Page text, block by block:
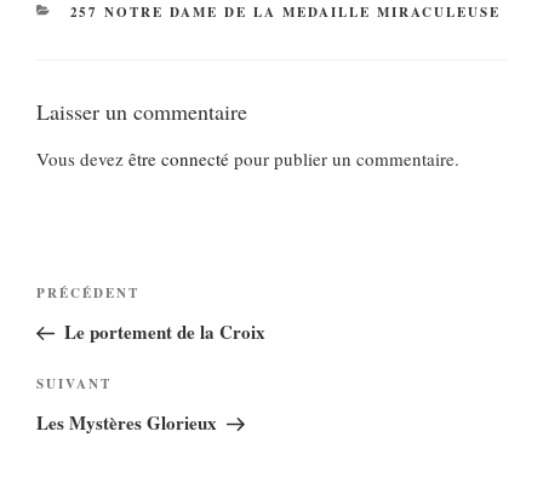
CATÉGORIES
257 NOTRE DAME DE LA MEDAILLE MIRACULEUSE
Laisser un commentaire
Vous devez être connecté pour publier un commentaire.
Navigation
l’article
Article
précédent
PRÉCÉDENT
Le portement de la Croix
Article
suivant
SUIVANT
Les Mystères Glorieux